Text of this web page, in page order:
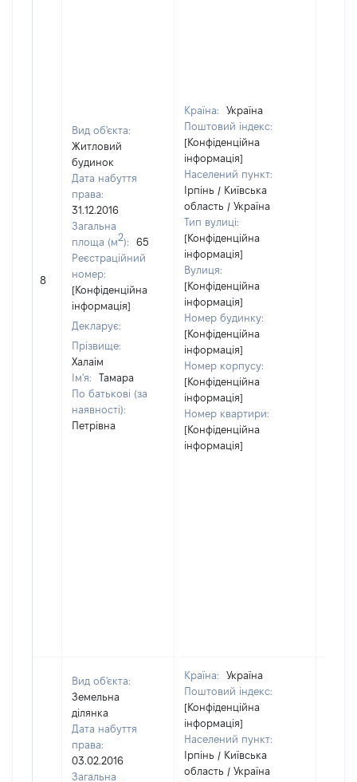
8
Вид об'єкта:
Житловий
будинок
Дата набуття
права:
31.12.2016
Загальна
площа (м2):
65
Реєстраційний
номер:
[Конфіденційна
інформація]
Декларує:
Прізвище:
Халаім
Ім'я:
Тамара
По батькові (за
наявності):
Петрівна
Країна:
Україна
Поштовий індекс:
[Конфіденційна
інформація]
Населений пункт:
Ірпінь / Київська
область / Україна
Тип вулиці:
[Конфіденційна
інформація]
Вулиця:
[Конфіденційна
інформація]
Номер будинку:
[Конфіденційна
інформація]
Номер корпусу:
[Конфіденційна
інформація]
Номер квартири:
[Конфіденційна
інформація]
Вид об'єкта:
Земельна
ділянка
Дата набуття
права:
03.02.2016
Загальна
Країна:
Україна
Поштовий індекс:
[Конфіденційна
інформація]
Населений пункт:
Ірпінь / Київська
область / Україна